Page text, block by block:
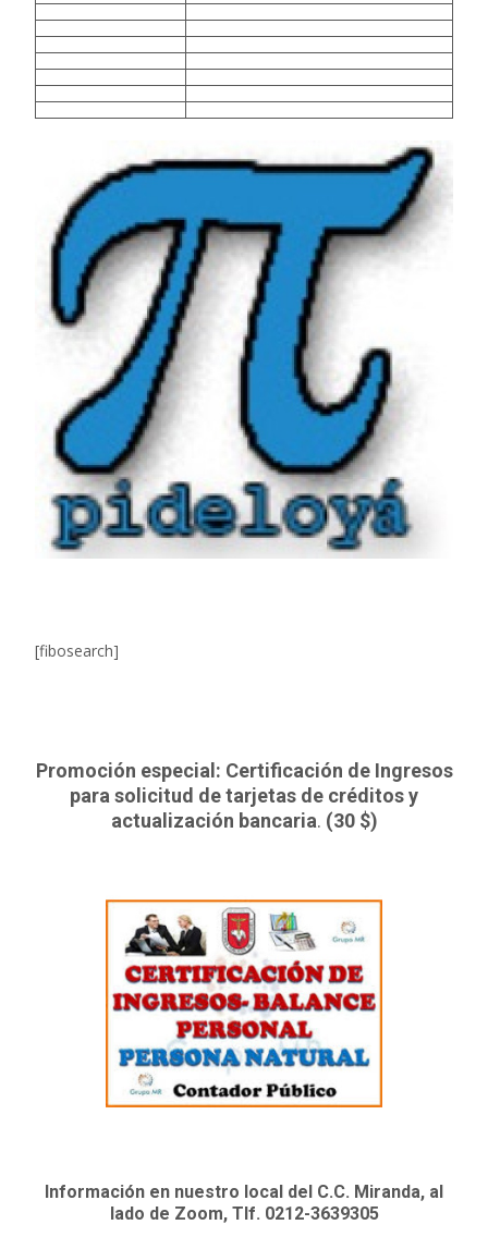
[fibosearch]
Promoción especial: Certificación de Ingresos
para solicitud de tarjetas de créditos y
actualización bancaria. (30 $)
Información en nuestro local del C.C. Miranda, al
lado de Zoom, Tlf. 0212-3639305